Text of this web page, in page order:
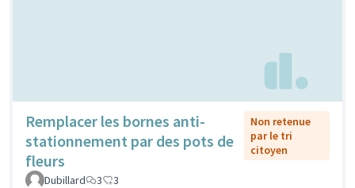
Remplacer les bornes anti-
stationnement par des pots de
fleurs
Non retenue
par le tri
citoyen
Dubillard 3 3